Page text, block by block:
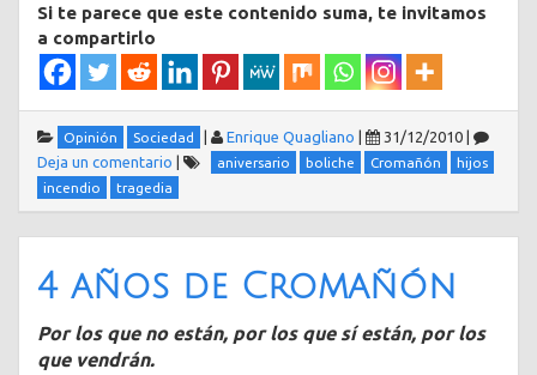
Si te parece que este contenido suma, te invitamos
a compartirlo
Opinión Sociedad | Enrique Quagliano | 31/12/2010 |
Deja un comentario | aniversario boliche Cromañón
hijos
incendio
tragedia
4 años de Cromañón
Por los que no están, por los que sí están, por los
que vendrán.